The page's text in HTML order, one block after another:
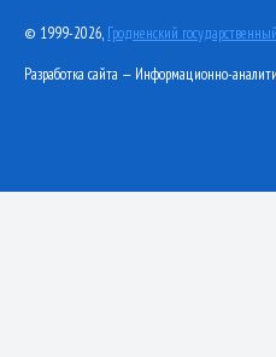
© 1999-2026, Гродненский
Разработка сайта — Информационно-